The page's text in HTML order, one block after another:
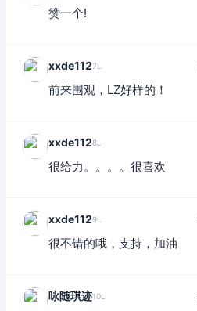
赞一个!
xxde1127L
前来围观，LZ好样的！
xxde1128L
很给力。。。。很喜欢
xxde1129L
很不错的哦，支持，加油
咏随琪迹10L